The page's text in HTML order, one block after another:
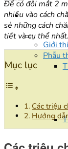
Giới
Phẫu
Để có đôi mắt 2
nhiều vào cách
sẻ những cách
tiết và cụ thể nhất.
Mục lục
Các triệu
Hướng